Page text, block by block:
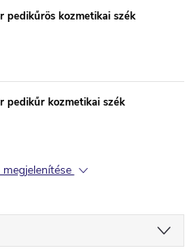
pedikűrös kozmetikai szék
pedikűr kozmetikai szék